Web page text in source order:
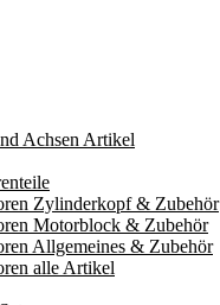
Achsen Artikel
Zylinderkopf & Zubehör
Motorblock & Zubehör
Allgemeines & Zubehör
alle Artikel